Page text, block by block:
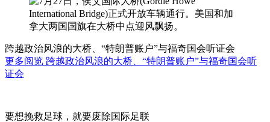
跨越政治风浪的大桥、“特朗普账户”与福奇国会听证会
更多阅览 跨越政治风浪的大桥、“特朗普账户”与福奇国会听
证会
要想挽救足球，就要废除国际足联